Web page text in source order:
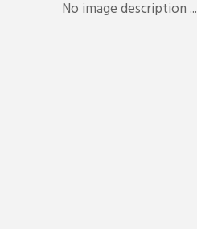
No image description ...